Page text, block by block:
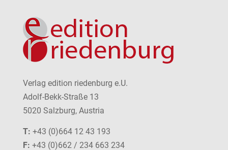
Verlag edition riedenburg e.U.
Adolf-Bekk-Straße 13
5020 Salzburg, Austria
T: +43 (0)664 12 43 193
F: +43 (0)662 / 234 663 234